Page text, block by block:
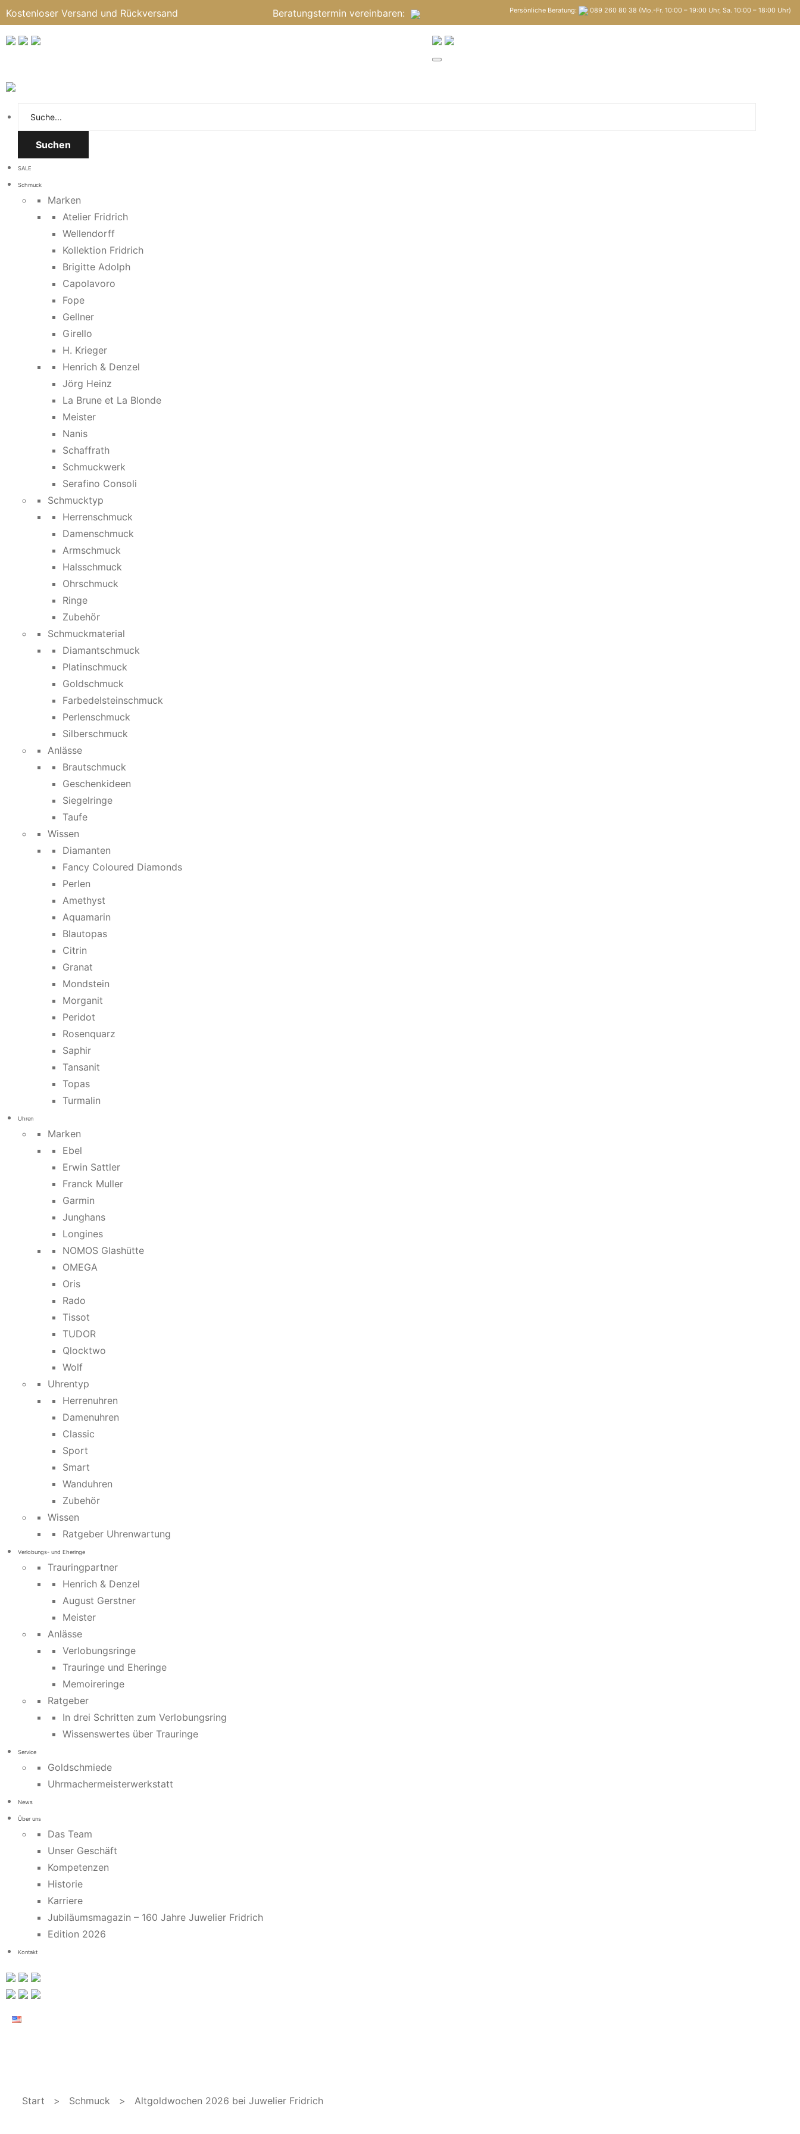
Kostenloser Versand und Rückversand Beratungstermin vereinbaren: Persönliche Beratung: 089 260 80 38 (Mo.-Fr. 10:00 – 19:00 Uhr, Sa. 10:00 – 18:00 Uhr)
Suchen
SALE
Schmuck
Marken
Atelier Fridrich
Wellendorff
Kollektion Fridrich
Brigitte Adolph
Capolavoro
Fope
Gellner
Girello
H. Krieger
Henrich & Denzel
Jörg Heinz
La Brune et La Blonde
Meister
Nanis
Schaffrath
Schmuckwerk
Serafino Consoli
Schmucktyp
Herrenschmuck
Damenschmuck
Armschmuck
Halsschmuck
Ohrschmuck
Ringe
Zubehör
Schmuckmaterial
Diamantschmuck
Platinschmuck
Goldschmuck
Farbedelsteinschmuck
Perlenschmuck
Silberschmuck
Anlässe
Brautschmuck
Geschenkideen
Siegelringe
Taufe
Wissen
Diamanten
Fancy Coloured Diamonds
Perlen
Amethyst
Aquamarin
Blautopas
Citrin
Granat
Mondstein
Morganit
Peridot
Rosenquarz
Saphir
Tansanit
Topas
Turmalin
Uhren
Marken
Ebel
Erwin Sattler
Franck Muller
Garmin
Junghans
Longines
NOMOS Glashütte
OMEGA
Oris
Rado
Tissot
TUDOR
Qlocktwo
Wolf
Uhrentyp
Herrenuhren
Damenuhren
Classic
Sport
Smart
Wanduhren
Zubehör
Wissen
Ratgeber Uhrenwartung
Verlobungs- und Eheringe
Trauringpartner
Henrich & Denzel
August Gerstner
Meister
Anlässe
Verlobungsringe
Trauringe und Eheringe
Memoireringe
Ratgeber
In drei Schritten zum Verlobungsring
Wissenswertes über Trauringe
Service
Goldschmiede
Uhrmachermeisterwerkstatt
News
Über uns
Das Team
Unser Geschäft
Kompetenzen
Historie
Karriere
Jubiläumsmagazin – 160 Jahre Juwelier Fridrich
Edition 2026
Kontakt
Start > Schmuck > Altgoldwochen 2026 bei Juwelier Fridrich